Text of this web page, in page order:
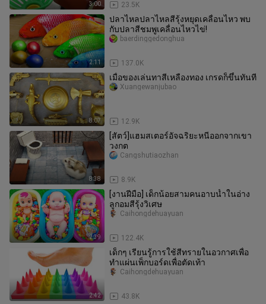
3:00 23.5K
2:11
ปลาไหลปลาไหลสีรุ้งหยุดเคลื่อนไหว พบ
กับปลาสีชมพูเคลื่อนไหวไข่!
137.0K
baerdinggedonghua
8:07
เมื่อของเล่นทาสีเหลืองทอง เกรดก็ขึ้นทันที
12.9K
Xuangewanjubao
8:38
[สัตว์]แฮมสเตอร์อัจฉริยะหนีออกจากเขา
วงกต
8.9K
Cangshutiaozhan
2:39
[งานฝีมือ] เด็กน้อยสามคนอาบน้ำในอ่าง
ลูกอมสีรุ้งวิเศษ
122.4K
Caihongdehuayuan
2:42
เด็กๆ เรียนรู้การใช้สีทรายในอวกาศเพื่อ
ทำแผ่นเพ็กบอร์ดเพื่อตัดเท้า
43.8K
Caihongdehuayuan